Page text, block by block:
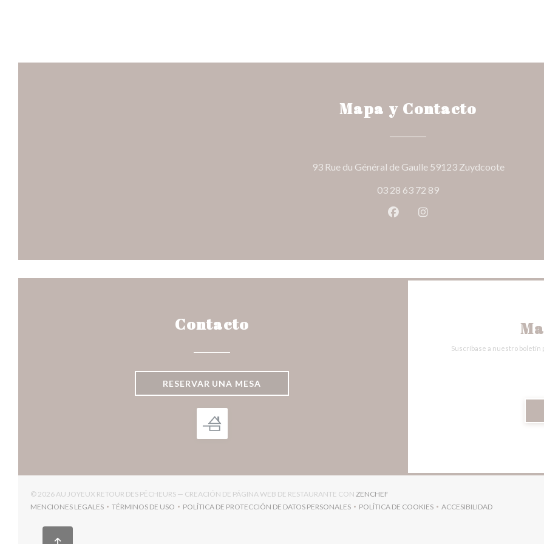
Mapa y Contacto
93 Rue du Général de Gaulle 59123 Zuydcoote((abre en
03 28 63 72 89
Facebook ((abre en una nueva
Instagram ((abre en una
Contacto
RESERVAR UNA MESA
Suscríbase a nuestro
© 2026 AU JOYEUX RETOUR DES PÊCHEURS — CREACIÓN DE PÁGINA WEB DE RESTAURANTE CON ZENCHEF
MENCIONES LEGALES
((ABRE EN UNA NUEVA VENTANA))
TÉRMINOS DE USO
((ABRE EN UNA NUEVA VENTANA))
POLÍTICA DE PROTECCIÓN DE DATOS PERSONALES
((ABRE EN UNA NUEVA VENTANA))
POLÍTICA DE COOKIES
((ABRE EN UNA NUEVA VENTANA))
ACCESIBILIDAD
((ABRE EN UNA NUEVA